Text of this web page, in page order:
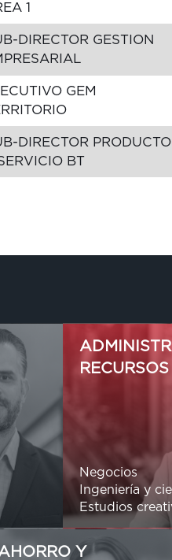
1
DIRECTOR GESTION
GEM
DIRECTOR PRODUCTO
BT
RECURSOS
Negocios
Ingeniería y
Estudios
Y